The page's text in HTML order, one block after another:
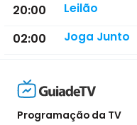
20:00 Leilão
02:00 Joga Junto
Programação da TV